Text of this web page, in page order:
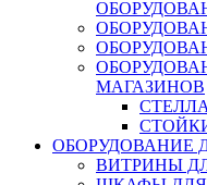
МАГАЗИНОВ
ОБОРУДОВАНИЕ
ВИТРИНЫ